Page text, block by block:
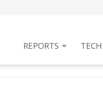
REPORTS TECH